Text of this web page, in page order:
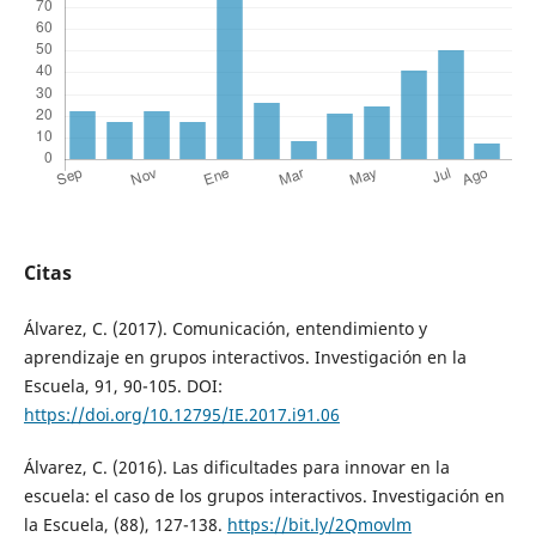
Citas
Álvarez, C. (2017). Comunicación, entendimiento y
aprendizaje en grupos interactivos. Investigación en la
Escuela, 91, 90-105. DOI:
https://doi.org/10.12795/IE.2017.i91.06
Álvarez, C. (2016). Las dificultades para innovar en la
escuela: el caso de los grupos interactivos. Investigación en
la Escuela, (88), 127-138. https://bit.ly/2Qmovlm